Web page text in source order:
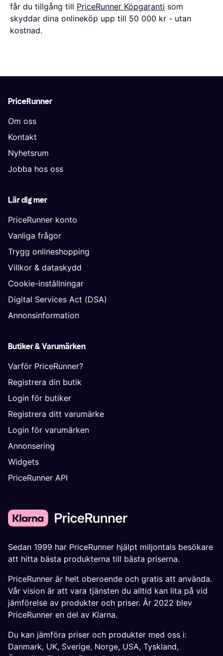
får du tillgång till PriceRunner Köpgaranti som
skyddar dina onlineköp upp till 50 000 kr - utan
kostnad.
PriceRunner
Om oss
Kontakt
Nyhetsrum
Jobba hos oss
Lär dig mer
PriceRunner konto
Vanliga frågor
Trygg onlineshopping
Villkor & dataskydd
Cookie-inställningar
Digital Services Act (DSA)
Annonsinformation
Butiker & Varumärken
Varför PriceRunner?
Registrera din butik
Login för butiker
Registrera ditt varumärke
Login för varumärken
Annonsering
Widgets
PriceRunner API
Sedan 1999 har PriceRunner hjälpt miljontals besökare
att hitta bästa produkterna till bästa priserna.
PriceRunner är helt oberoende och gratis att använda.
Vår vision är att vara tjänsten du alltid kan lita på vid
jämförelse av produkter och priser. År 2022 blev
PriceRunner en del av Klarna.
Du kan jämföra priser och produkter med oss i:
Danmark, UK, Sverige, Norge, USA, Tyskland,